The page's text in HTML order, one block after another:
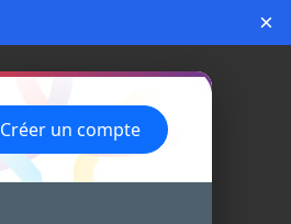
×
Créer un compte